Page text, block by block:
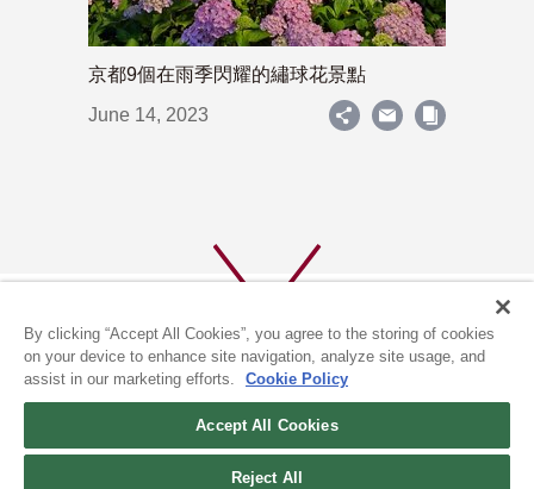
京都9個在雨季閃耀的繡球花景點
June 14, 2023
By clicking “Accept All Cookies”, you agree to the storing of cookies
on your device to enhance site navigation, analyze site usage, and
assist in our marketing efforts.
Cookie Policy
Accept All Cookies
Reject All